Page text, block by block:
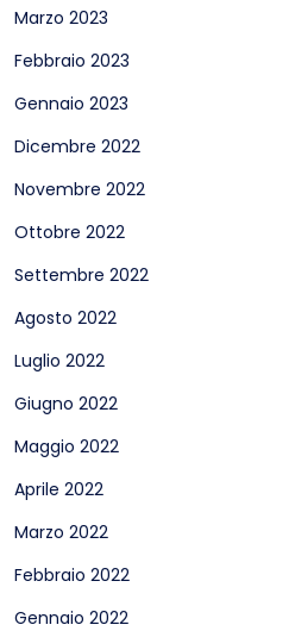
Marzo 2023
Febbraio 2023
Gennaio 2023
Dicembre 2022
Novembre 2022
Ottobre 2022
Settembre 2022
Agosto 2022
Luglio 2022
Giugno 2022
Maggio 2022
Aprile 2022
Marzo 2022
Febbraio 2022
Gennaio 2022